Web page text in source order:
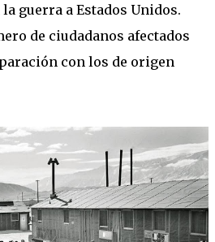
guerra a Estados Unidos.
de ciudadanos afectados
con los de origen